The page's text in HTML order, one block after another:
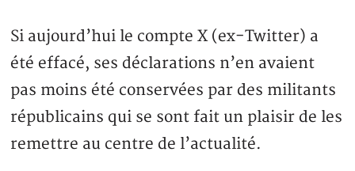
Si aujourd’hui le compte X (ex-Twitter) a
été effacé, ses déclarations n’en avaient
pas moins été conservées par des militants
républicains qui se sont fait un plaisir de les
remettre au centre de l’actualité.